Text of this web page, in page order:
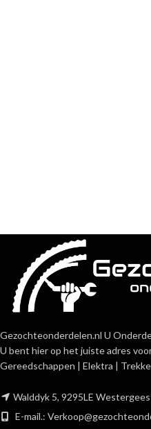
Gezochteonderdelen.nl U
U bent hier op het juiste adres
Gereedschappen | Elektra |
Walddyk 5, 9295LE
E-mail.: